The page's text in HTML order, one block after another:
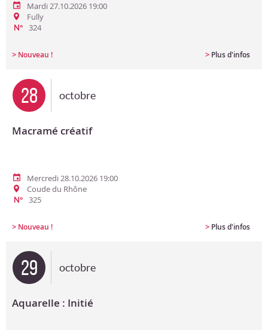
Mardi 27.10.2026 19:00
Fully
N° 324
> Nouveau ! > Plus d'infos
28 octobre
Macramé créatif
Mercredi 28.10.2026 19:00
Coude du Rhône
N° 325
> Nouveau ! > Plus d'infos
29 octobre
Aquarelle : Initié